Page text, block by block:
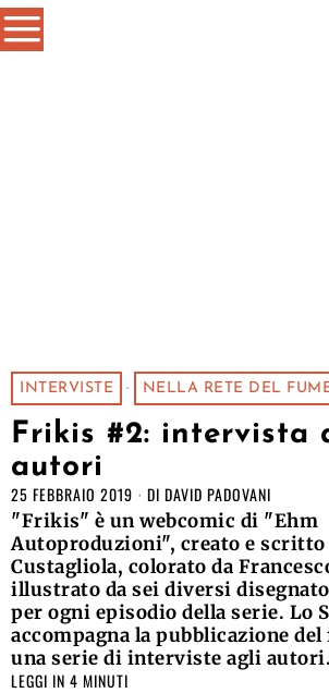
INTERVISTE · NELLA RETE DEL
Frikis #2: intervista
autori
25 FEBBRAIO 2019 DI DAVID PADOVANI
"Frikis" è un webcomic di "Ehm
Autoproduzioni", creato e scritto
Custagliola, colorato da
illustrato da sei diversi
per ogni episodio della serie. Lo
accompagna la pubblicazione
una serie di interviste agli autori.
LEGGI IN 4 MINUTI